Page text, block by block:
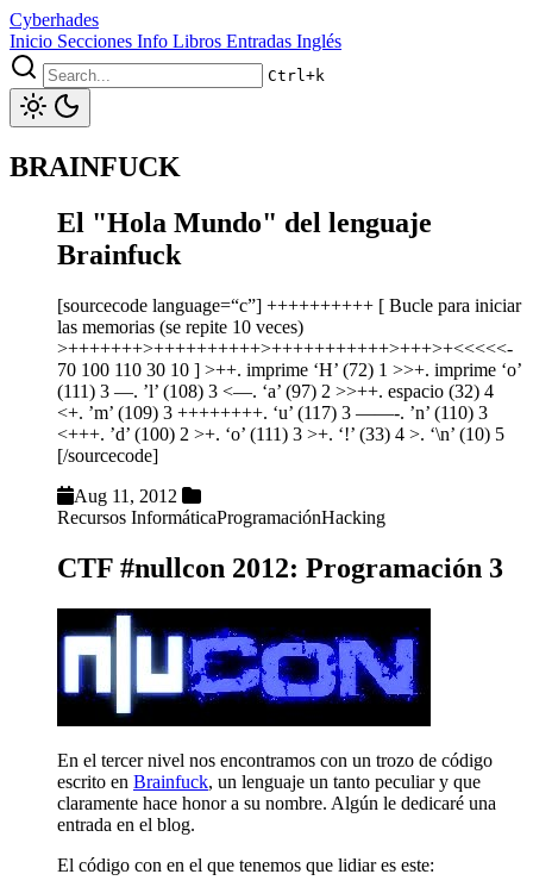
Cyberhades
Inicio Secciones Info Libros Entradas Inglés
Ctrl+k
BRAINFUCK
El "Hola Mundo" del lenguaje
Brainfuck
[sourcecode language=“c”] ++++++++++ [ Bucle para iniciar
las memorias (se repite 10 veces)
>+++++++>++++++++++>+++++++++++>+++>+<<<<<-
70 100 110 30 10 ] >++. imprime ‘H’ (72) 1 >>+. imprime ‘o’
(111) 3 —. ’l’ (108) 3 <—. ‘a’ (97) 2 >>++. espacio (32) 4
<+. ’m’ (109) 3 ++++++++. ‘u’ (117) 3 ——-. ’n’ (110) 3
<+++. ’d’ (100) 2 >+. ‘o’ (111) 3 >+. ‘!’ (33) 4 >. ‘\n’ (10) 5
[/sourcecode]
Aug 11, 2012
Recursos InformáticaProgramaciónHacking
CTF #nullcon 2012: Programación 3
En el tercer nivel nos encontramos con un trozo de código
escrito en Brainfuck, un lenguaje un tanto peculiar y que
claramente hace honor a su nombre. Algún le dedicaré una
entrada en el blog.
El código con en el que tenemos que lidiar es este: